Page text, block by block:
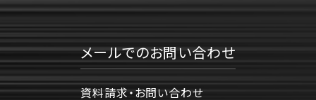
メールでのお問い合わせ
資料請求・お問い合わせ